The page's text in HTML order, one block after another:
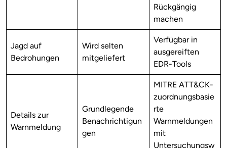
Rückgängig
machen
Jagd auf
Bedrohungen
Wird selten
mitgeliefert
Verfügbar in
ausgereiften
EDR-Tools
Details zur
Warnmeldung
Grundlegende
Benachrichtigun
gen
MITRE ATT&CK-
zuordnungsbasie
rte
Warnmeldungen
mit
Untersuchungsw